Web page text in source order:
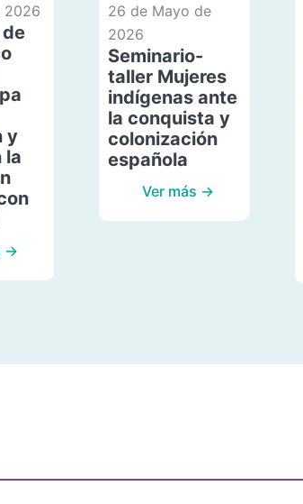
2026
y
la
→
26 de Mayo de
2026
Seminario-
taller Mujeres
indígenas ante
la conquista y
colonización
española
Ver más →